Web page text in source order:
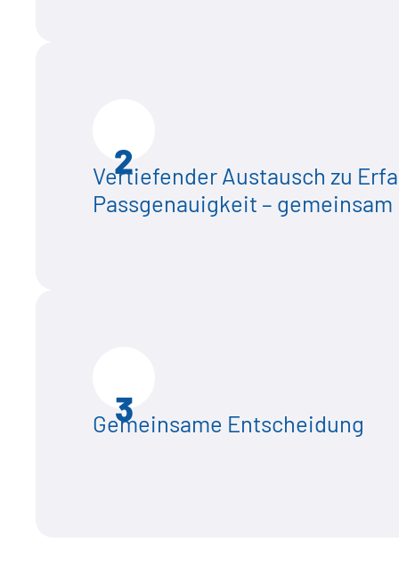
2
Vertiefender Austausch zu
Passgenauigkeit –
3
Gemeinsame Entscheidung